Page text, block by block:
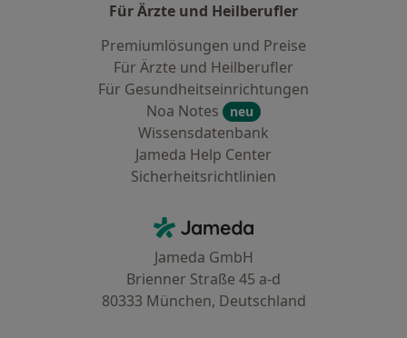
Für Ärzte und Heilberufler
Premiumlösungen und Preise
Für Ärzte und Heilberufler
Für Gesundheitseinrichtungen
Noa Notes
neu
Wissensdatenbank
Jameda Help Center
Sicherheitsrichtlinien
Jameda - Startseite
Jameda GmbH
Brienner Straße 45 a-d
80333 München, Deutschland